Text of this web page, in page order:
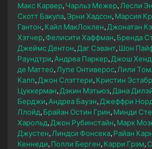
Макс Карвер Чарльз Межер Лесли
Скотт Бакула Эрни Хадсон Марсия
Гантон Кайл МакЛоклен Джонатан
Хэтчер Фелисити Хаффман Бренда
Джеймс Дентон Даг Сэвант Шон
Раундтри Андреа Паркер Джош
де Маттео Лупе Онтиверос Лили
Калп Джон Слэттери Кристин
Цуккерман Дэкин Мэтьюз Дана
Берджи Андреа Бауэн Джеффри
Ллойд Брайан Остин Грин Минди
Харольд Джон Рубинстайн Марк
Джустен Линдси Фонсека Райан
Кеннеди Полли Берген Карри Грэм